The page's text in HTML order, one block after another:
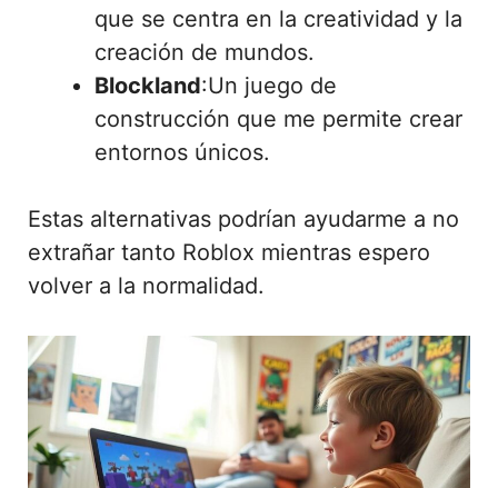
que se centra en la creatividad y la
creación de mundos.
Blockland:Un juego de
construcción que me permite crear
entornos únicos.
Estas alternativas podrían ayudarme a no
extrañar tanto Roblox mientras espero
volver a la normalidad.